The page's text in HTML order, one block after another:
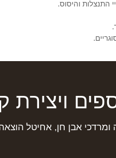
ויצירת
ומרדכי אבן חן, אחיטל